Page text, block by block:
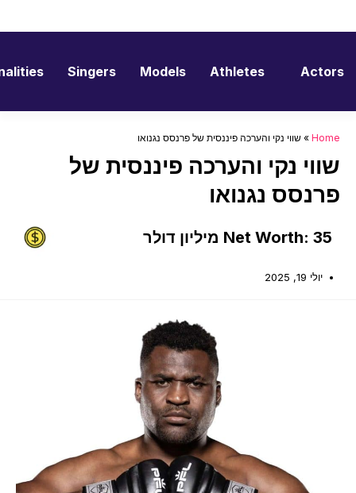
לתוכן
Actors
Athletes
Models
Singers
Home
» שווי נקי והערכה פיננסית של פרנסס נגנואו
שווי נקי והערכה פיננסית של
פרנסס נגנואו
Net Worth: 35 מיליון דולר
יולי 19, 2025